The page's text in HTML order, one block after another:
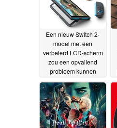
Een nieuw Switch 2-
model met een
verbeterd LCD-scherm
zou een opvallend
probleem kunnen
01-07-2026